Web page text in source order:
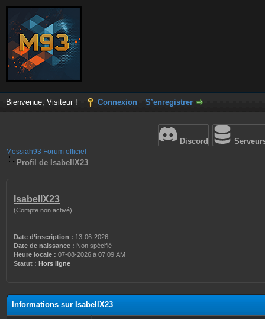
Bienvenue, Visiteur ! Connexion S’enregistrer
Discord
Messiah93 Forum officiel
Profil de IsabellX23
IsabellX23
(Compte non activé)
Date d’inscription : 13-06-2026
Date de naissance : Non spécifié
Heure locale : 07-08-2026 à 07:09 AM
Statut : Hors ligne
Informations sur IsabellX23